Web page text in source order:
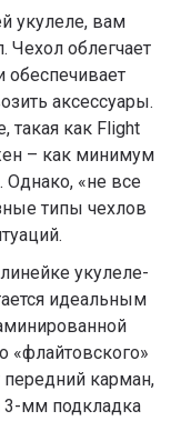
укулеле, вам
Чехол облегчает
обеспечивает
аксессуары.
такая как Flight
– как минимум
Однако, «не все
типы чехлов
укулеле-
идеальным
«флайтовского»
карман,
3-мм подкладка